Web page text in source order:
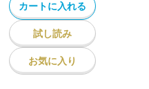
カートに入れる
試し読み
お気に入り